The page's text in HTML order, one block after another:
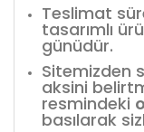
Teslimat
tasarımlı
günüdür.
Sitemizden
aksini
resmindeki
basılarak